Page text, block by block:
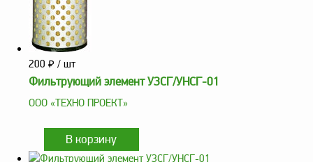
Аналоги запасных
частей из Артамида
ОБОРУДОВАНИЕ
БЕНЗОВОЗОВ И
МИНИ АЗС
ОБОРУДОВАНИЕ
200 ₽ / шт
Фильтрующий элемент УЗСГ/УНСГ-01
ООО «ТЕХНО ПРОЕКТ»